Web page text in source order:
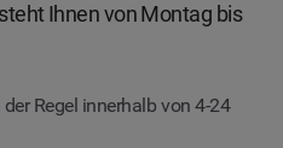
Ihnen von Montag bis
Regel innerhalb von 4-24